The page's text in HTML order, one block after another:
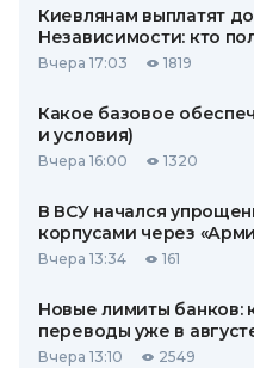
Киевлянам выплатят
Независимости: кто
Вчера 17:03 1819
Какое базовое
и условия)
Вчера 16:00 1320
В ВСУ начался
корпусами через
Вчера 13:34 161
Новые лимиты банков:
переводы уже в
Вчера 13:10 2549